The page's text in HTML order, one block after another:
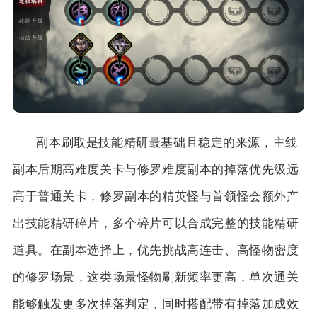
副本刷取是技能精研最基础且稳定的来源，主线
副本后期高难度关卡与修罗难度副本的掉落优先级远
高于普通关卡，修罗副本的精英怪与首领怪会额外产
出技能精研碎片，多个碎片可以合成完整的技能精研
道具。在副本选择上，优先挑战高连击、高怪物密度
的修罗场景，这类场景怪物刷新频率更高，单次通关
能够触发更多次掉落判定，同时搭配带有掉落加成效